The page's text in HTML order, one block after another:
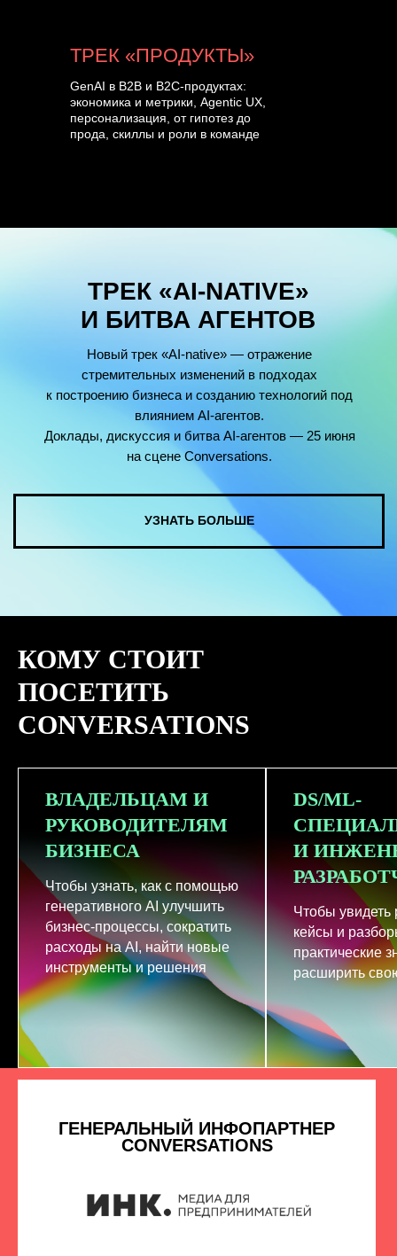
ТРЕК «ПРОДУКТЫ»
GenAI в B2B и B2C-продуктах:
экономика и метрики, Agentic UX,
персонализация, от гипотез до
прода, скиллы и роли в команде
КОМУ СТОИТ
ПОСЕТИТЬ
CONVERSATIONS
ВЛАДЕЛЬЦАМ И
РУКОВОДИТЕЛЯМ
БИЗНЕСА
Чтобы узнать, как с помощью
генеративного AI улучшить
бизнес-процессы, сократить
расходы на AI, найти новые
инструменты и решения
DS/ML-
И
Чтобы увидеть
кейсы и
практические
расширить